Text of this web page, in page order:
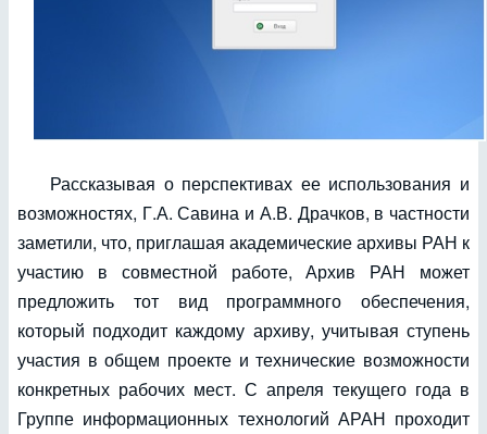
Рассказывая о перспективах ее использования и
возможностях, Г.А. Савина и А.В. Драчков, в частности
заметили, что, приглашая академические архивы РАН к
участию в совместной работе, Архив РАН может
предложить тот вид программного обеспечения,
который подходит каждому архиву, учитывая ступень
участия в общем проекте и технические возможности
конкретных рабочих мест. С апреля текущего года в
Группе информационных технологий АРАН проходит